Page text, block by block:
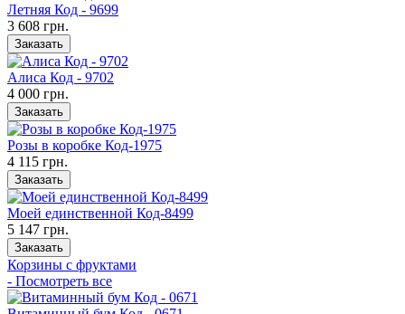
Летняя Код - 9699
3 608 грн.
Заказать
Алиса Код - 9702
4 000 грн.
Заказать
Розы в коробке Код-1975
4 115 грн.
Заказать
Моей единственной Код-8499
5 147 грн.
Заказать
Корзины с фруктами
- Посмотреть все